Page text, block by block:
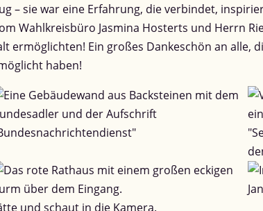
– sie war eine Erfahrung, die verbindet,
Wahlkreisbüro Jasmina Hosterts und Herrn
Ein großes Dankeschön an alle,
haben!